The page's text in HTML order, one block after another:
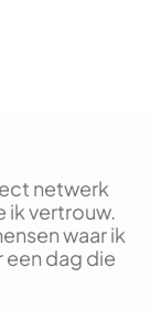
netwerk
ik vertrouw.
waar ik
een dag die